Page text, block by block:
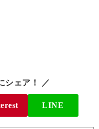
シェア！ ／
LINE